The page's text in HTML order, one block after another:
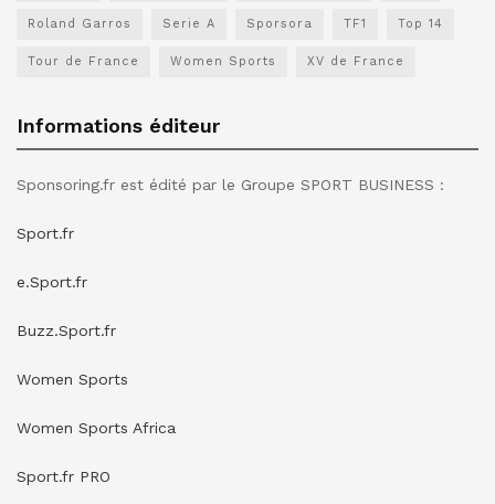
Roland Garros Serie A Sporsora TF1 Top 14
Tour de France Women Sports XV de France
Informations éditeur
Sponsoring.fr est édité par le Groupe SPORT BUSINESS :
Sport.fr
e.Sport.fr
Buzz.Sport.fr
Women Sports
Women Sports Africa
Sport.fr PRO